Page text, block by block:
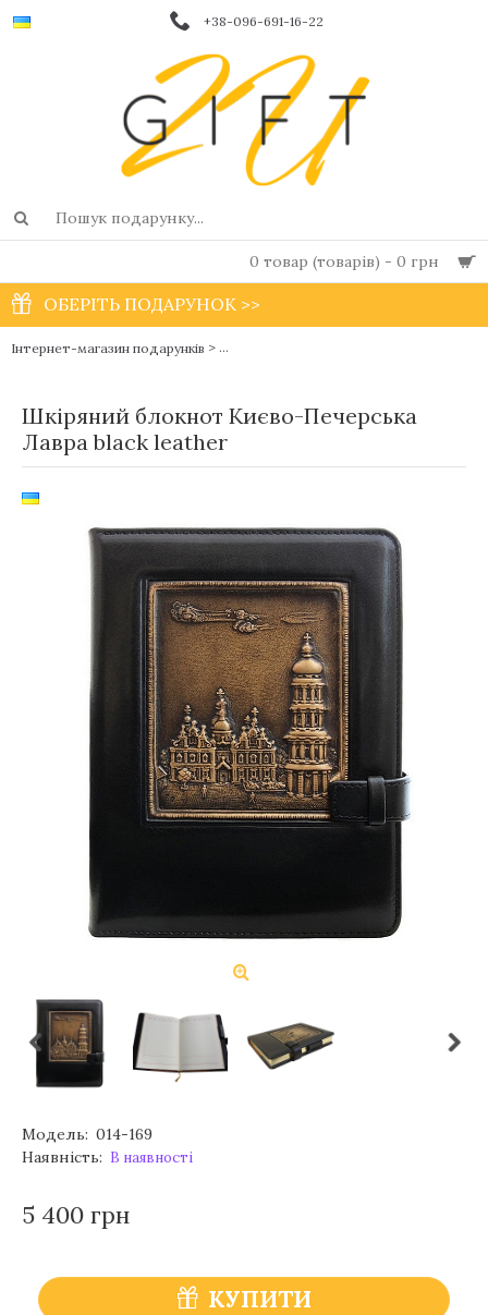
+38-096-691-16-22
0 товар (товарів) - 0 грн
ОБЕРІТЬ ПОДАРУНОК >>
Інтернет-магазин подарунків > Чоловічі фірмові блокноти і щоденники
Шкіряний блокнот Києво-Печерська
Лавра black leather
Модель: 014-169
Наявність: В наявності
5 400 грн
КУПИТИ